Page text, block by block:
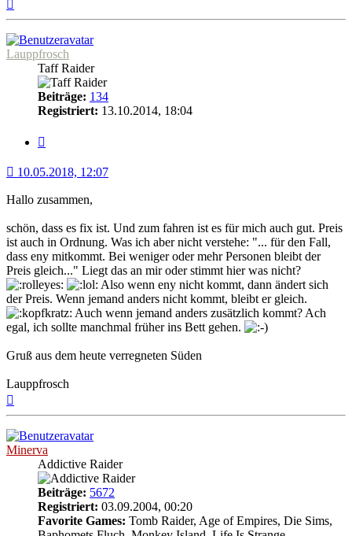
oben
Lauppfrosch
Taff Raider
Beiträge: 134
Registriert: 13.10.2014, 18:04
10.05.2018, 12:07
Hallo zusammen,
schön, dass es fix ist. Und zum fahren ist es für mich auch gut. Preis
ist auch in Ordnung. Was ich aber nicht verstehe: "... für den Fall,
dass eny mitkommt. Bei weniger oder mehr Personen bleibt der
Preis gleich..." Liegt das an mir oder stimmt hier was nicht?
Also wenn eny nicht kommt, dann ändert sich
der Preis. Wenn jemand anders nicht kommt, bleibt er gleich.
Auch wenn jemand anders zusätzlich kommt? Ach
egal, ich sollte manchmal früher ins Bett gehen.
Gruß aus dem heute verregneten Süden
Lauppfrosch
Minerva
Addictive Raider
Beiträge: 5672
Registriert: 03.09.2004, 00:20
Favorite Games: Tomb Raider, Age of Empires, Die Sims,